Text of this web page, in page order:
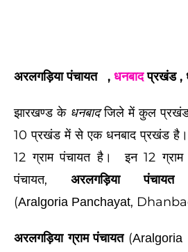
अरलगड़ियापंचायत , धनबादप्रखंड ,
झारखण्ड के धनबादजिले में कुल प्रखंड
10 प्रखंड में से एक धनबाद प्रखंड
12 ग्राम पंचायत है। इन 12
पंचायत,अरलगड़िया पंचायत
(Aralgoria Panchayat,
अरलगड़िया ग्राम पंचायत (Aralgoria